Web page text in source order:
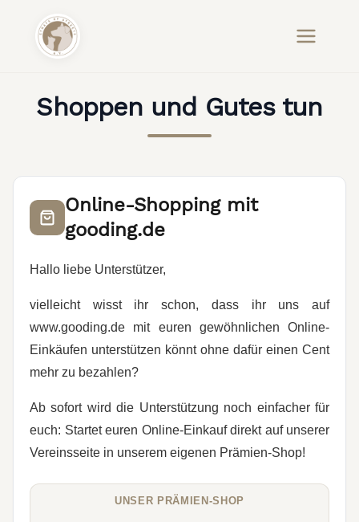
Shoppen und Gutes tun
Online-Shopping mit
gooding.de
Hallo liebe Unterstützer,
vielleicht wisst ihr schon, dass ihr uns auf
www.gooding.de mit euren gewöhnlichen Online-
Einkäufen unterstützen könnt ohne dafür einen Cent
mehr zu bezahlen?
Ab sofort wird die Unterstützung noch einfacher für
euch: Startet euren Online-Einkauf direkt auf unserer
Vereinsseite in unserem eigenen Prämien-Shop!
UNSER PRÄMIEN-SHOP